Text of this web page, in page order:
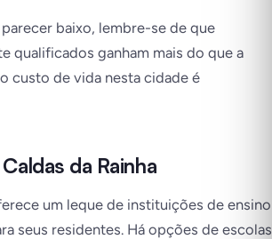
baixo, lembre-se de que
qualificados ganham mais do que a
custo de vida nesta cidade é
da Rainha
um leque de instituições de ensino
seus residentes. Há opções de escolas